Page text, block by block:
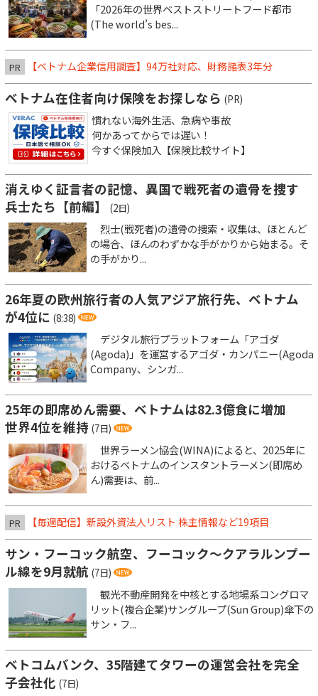
「2026年の世界ベストストリートフード都市
(The world’s bes...
PR 【ベトナム企業信用調査】94万社対応、財務諸表3年分
ベトナム在住者向け保険をお探しなら (PR)
慣れない海外生活、急病や事故
何かあってからでは遅い！
今すぐ保険加入【保険比較サイト】
消えゆく証言者の記憶、異国で戦死者の遺骨を捜す
兵士たち【前編】
(2日)
烈士(戦死者)の遺骨の捜索・収集は、ほとんど
の場合、ほんのわずかな手がかりから始まる。そ
の手がかり...
26年夏の欧州旅行者の人気アジア旅行先、ベトナム
が4位に (8:38)
デジタル旅行プラットフォーム「アゴダ
(Agoda)」を運営するアゴダ・カンパニー(Agoda
Company、シンガ...
25年の即席めん需要、ベトナムは82.3億食に増加
世界4位を維持 (7日)
世界ラーメン協会(WINA)によると、2025年に
おけるベトナムのインスタントラーメン(即席め
ん)需要は、前...
PR 【毎週配信】新設外資法人リスト 株主情報など19項目
サン・フーコック航空、フーコック～クアラルンプー
ル線を9月就航 (7日)
観光不動産開発を中核とする地場系コングロマ
リット(複合企業)サングループ(Sun Group)傘下の
サン・フ...
ベトコムバンク、35階建てタワーの運営会社を完全
子会社化 (7日)